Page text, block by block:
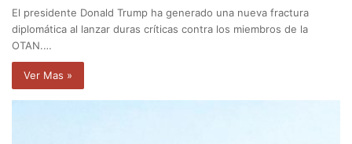
El presidente Donald Trump ha generado una nueva fractura
diplomática al lanzar duras críticas contra los miembros de la
OTAN.…
Ver Mas »